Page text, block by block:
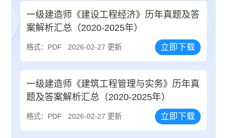
一级建造师《建设工程经济》历年真题及答
案解析汇总（2020-2025年）
格式：PDF 2026-02-27 更新 立即下载
一级建造师《建筑工程管理与实务》历年真
题及答案解析汇总（2020-2025年）
格式：PDF 2026-02-27 更新 立即下载